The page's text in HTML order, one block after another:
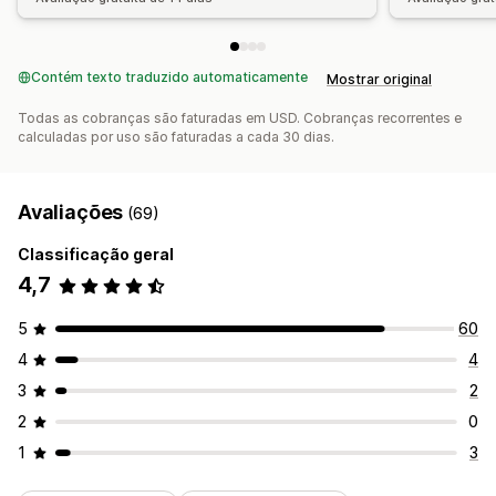
Contém texto traduzido automaticamente Mostrar original
Todas as cobranças são faturadas em USD. Cobranças recorrentes e
calculadas por uso são faturadas a cada 30 dias.
Avaliações (69)
Classificação geral
4,7
5
60
4
4
3
2
2
0
1
3